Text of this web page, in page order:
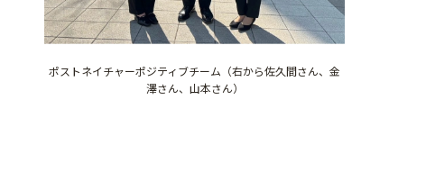
ポストネイチャーポジティブチーム（右から佐久間さん、金
澤さん、山本さん）